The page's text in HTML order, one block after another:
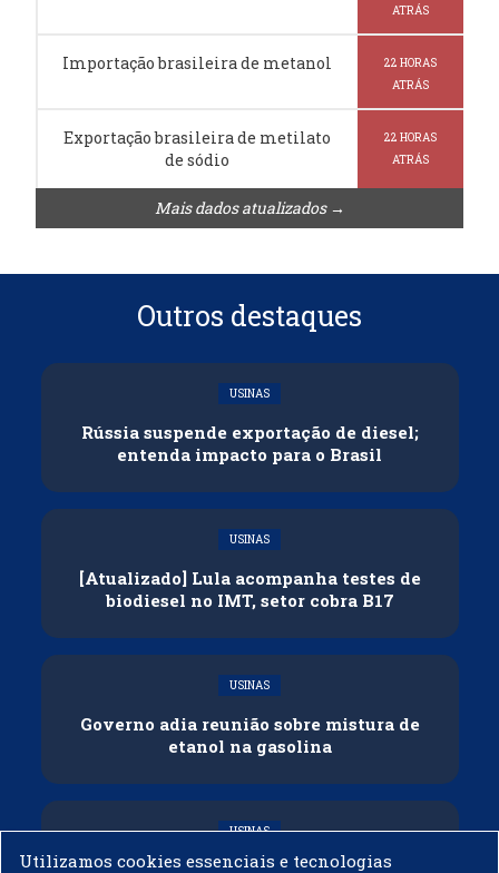
ATRÁS
Importação brasileira de metanol
22 HORAS
ATRÁS
Exportação brasileira de metilato
de sódio
22 HORAS
ATRÁS
Mais dados atualizados →
Outros destaques
USINAS
Rússia suspende exportação de diesel;
entenda impacto para o Brasil
USINAS
[Atualizado] Lula acompanha testes de
biodiesel no IMT, setor cobra B17
USINAS
Governo adia reunião sobre mistura de
etanol na gasolina
USINAS
Utilizamos cookies essenciais e tecnologias